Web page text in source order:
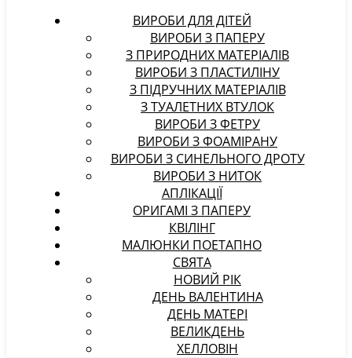
ВИРОБИ ДЛЯ ДІТЕЙ
ВИРОБИ З ПАПЕРУ
З ПРИРОДНИХ МАТЕРІАЛІВ
ВИРОБИ З ПЛАСТИЛІНУ
З ПІДРУЧНИХ МАТЕРІАЛІВ
З ТУАЛЕТНИХ ВТУЛОК
ВИРОБИ З ФЕТРУ
ВИРОБИ З ФОАМІРАНУ
ВИРОБИ З СИНЕЛЬНОГО ДРОТУ
ВИРОБИ З НИТОК
АПЛІКАЦІЇ
ОРИГАМІ З ПАПЕРУ
КВІЛІНГ
МАЛЮНКИ ПОЕТАПНО
СВЯТА
НОВИЙ РІК
ДЕНЬ ВАЛЕНТИНА
ДЕНЬ МАТЕРІ
ВЕЛИКДЕНЬ
ХЕЛЛОВІН